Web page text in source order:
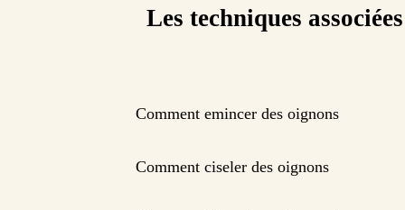
Les techniques associées
Comment emincer des oignons
Comment ciseler des oignons